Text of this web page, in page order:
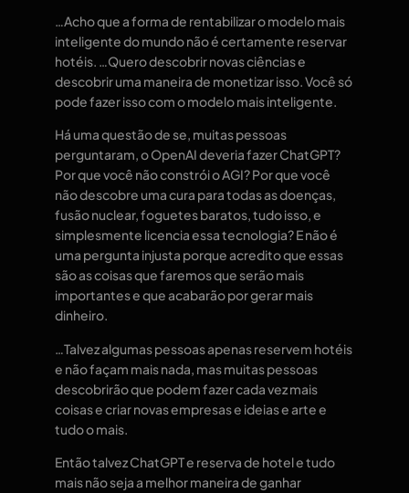
…Acho que a forma de rentabilizar o modelo mais
inteligente do mundo não é certamente reservar
hotéis. …Quero descobrir novas ciências e
descobrir uma maneira de monetizar isso. Você só
pode fazer isso com o modelo mais inteligente.
Há uma questão de se, muitas pessoas
perguntaram, o OpenAI deveria fazer ChatGPT?
Por que você não constrói o AGI? Por que você
não descobre uma cura para todas as doenças,
fusão nuclear, foguetes baratos, tudo isso, e
simplesmente licencia essa tecnologia? E não é
uma pergunta injusta porque acredito que essas
são as coisas que faremos que serão mais
importantes e que acabarão por gerar mais
dinheiro.
…Talvez algumas pessoas apenas reservem hotéis
e não façam mais nada, mas muitas pessoas
descobrirão que podem fazer cada vez mais
coisas e criar novas empresas e ideias e arte e
tudo o mais.
Então talvez ChatGPT e reserva de hotel e tudo
mais não seja a melhor maneira de ganhar